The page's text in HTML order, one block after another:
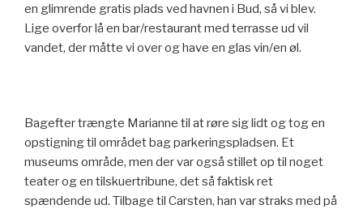
en glimrende gratis plads ved havnen i Bud, så vi blev.
Lige overfor lå en bar/restaurant med terrasse ud vil
vandet, der måtte vi over og have en glas vin/en øl.
Bagefter trængte Marianne til at røre sig lidt og tog en
opstigning til området bag parkeringspladsen. Et
museums område, men der var også stillet op til noget
teater og en tilskuertribune, det så faktisk ret
spændende ud. Tilbage til Carsten, han var straks med på